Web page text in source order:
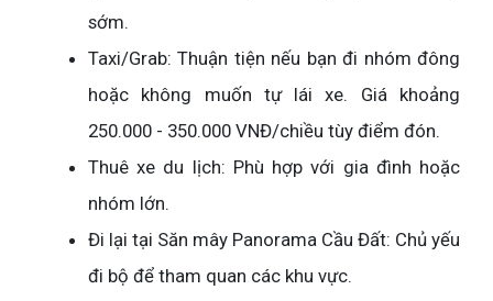
sớm.
Taxi/Grab: Thuận tiện nếu bạn đi nhóm đông
hoặc không muốn tự lái xe. Giá khoảng
250.000 - 350.000 VNĐ/chiều tùy điểm đón.
Thuê xe du lịch: Phù hợp với gia đình hoặc
nhóm lớn.
Đi lại tại Săn mây Panorama Cầu Đất: Chủ yếu
đi bộ để tham quan các khu vực.